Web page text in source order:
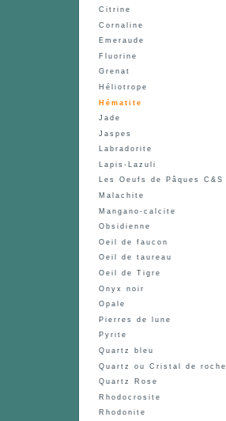
Citrine
Cornaline
Emeraude
Fluorine
Grenat
Héliotrope
Hématite
Jade
Jaspes
Labradorite
Lapis-Lazuli
Les Oeufs de Pâques C&S
Malachite
Mangano-calcite
Obsidienne
Oeil de faucon
Oeil de taureau
Oeil de Tigre
Onyx noir
Opale
Pierres de lune
Pyrite
Quartz bleu
Quartz ou Cristal de roche
Quartz Rose
Rhodocrosite
Rhodonite